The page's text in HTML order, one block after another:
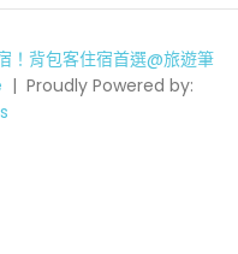
！背包客住宿首選@旅遊筆
Proudly Powered by: